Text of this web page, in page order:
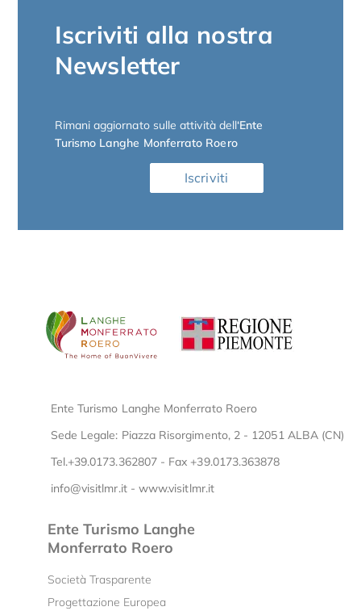
Iscriviti alla nostra
Newsletter
Rimani aggiornato sulle attività dell‘Ente
Turismo Langhe Monferrato Roero
Iscriviti
Ente Turismo Langhe Monferrato Roero
Sede Legale: Piazza Risorgimento, 2 - 12051 ALBA (CN)
Tel.+39.0173.362807 - Fax +39.0173.363878
info@visitlmr.it- www.visitlmr.it
Ente Turismo Langhe
Monferrato Roero
Società Trasparente
Progettazione Europea